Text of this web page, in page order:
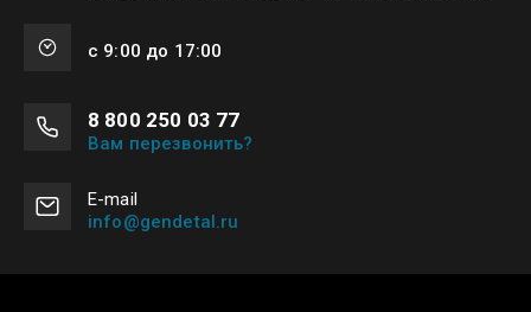
с 9:00 до 17:00
8 800 250 03 77
Вам перезвонить?
Е-mail
info@gendetal.ru